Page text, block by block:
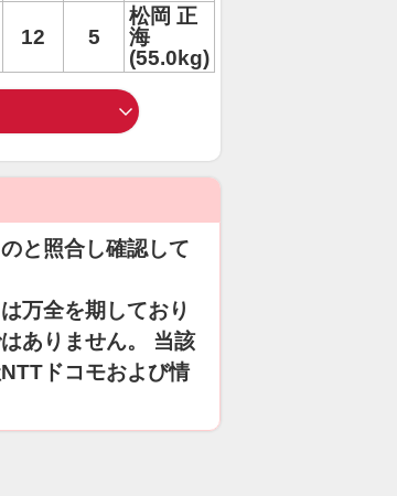
12 5
松岡 正
海
(55.0kg)
と照合し確認して
万全を期しており
ありません。 当該
ドコモおよび情